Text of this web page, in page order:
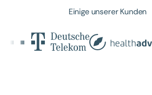
Einige unserer Kunden